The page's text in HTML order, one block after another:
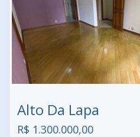
Alto Da Lapa
R$ 1.300.000,00